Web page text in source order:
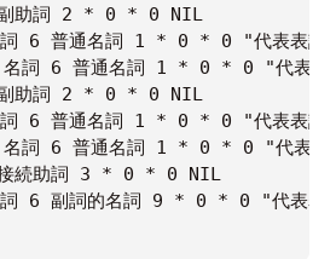
助詞 2 * 0 * 0 NIL
詞 6 普通名詞 1 * 0 * 0 "代表表記:
名詞 6 普通名詞 1 * 0 * 0 "代表表
助詞 2 * 0 * 0 NIL
詞 6 普通名詞 1 * 0 * 0 "代表表記:
名詞 6 普通名詞 1 * 0 * 0 "代表表
続助詞 3 * 0 * 0 NIL
詞 6 副詞的名詞 9 * 0 * 0 "代表表